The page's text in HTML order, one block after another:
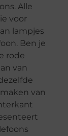
Alle
voor
lampjes
Ben je
rode
van
van